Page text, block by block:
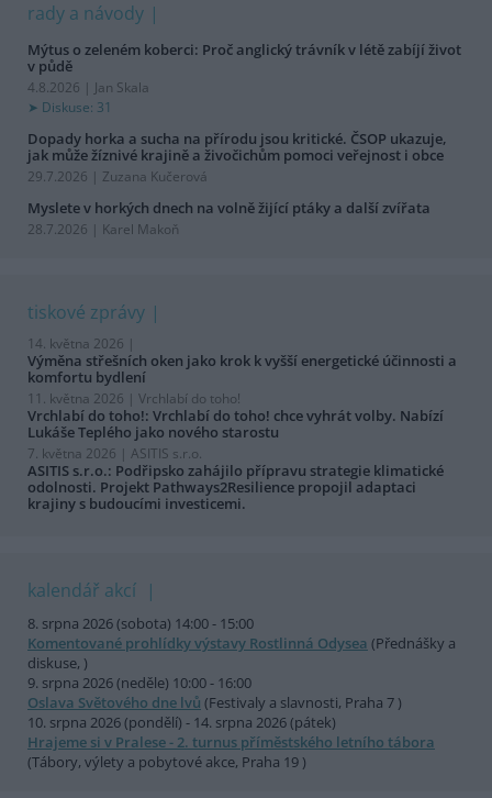
rady a návody
Mýtus o zeleném koberci: Proč anglický trávník v létě zabíjí život
v půdě
4.8.2026 | Jan Skala
Diskuse: 31
Dopady horka a sucha na přírodu jsou kritické. ČSOP ukazuje,
jak může žíznivé krajině a živočichům pomoci veřejnost i obce
29.7.2026 | Zuzana Kučerová
Myslete v horkých dnech na volně žijící ptáky a další zvířata
28.7.2026 | Karel Makoň
tiskové zprávy
14. května 2026 |
Výměna střešních oken jako krok k vyšší energetické účinnosti a
komfortu bydlení
11. května 2026 | Vrchlabí do toho!
Vrchlabí do toho!: Vrchlabí do toho! chce vyhrát volby. Nabízí
Lukáše Teplého jako nového starostu
7. května 2026 | ASITIS s.r.o.
ASITIS s.r.o.: Podřipsko zahájilo přípravu strategie klimatické
odolnosti. Projekt Pathways2Resilience propojil adaptaci
krajiny s budoucími investicemi.
kalendář akcí
8. srpna 2026 (sobota) 14:00 - 15:00
Komentované prohlídky výstavy Rostlinná Odysea (Přednášky a
diskuse, )
9. srpna 2026 (neděle) 10:00 - 16:00
Oslava Světového dne lvů (Festivaly a slavnosti, Praha 7 )
10. srpna 2026 (pondělí) - 14. srpna 2026 (pátek)
Hrajeme si v Pralese - 2. turnus příměstského letního tábora
(Tábory, výlety a pobytové akce, Praha 19 )